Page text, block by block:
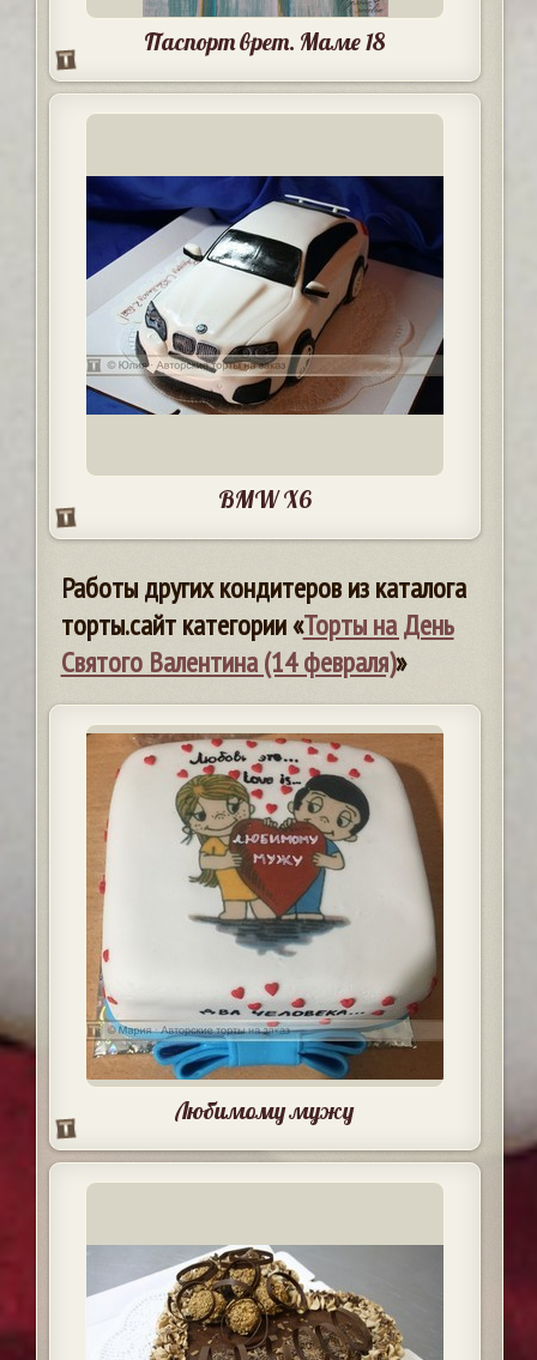
Паспорт врет. Маме 18
BMW X6
Работы других кондитеров из каталога
торты.сайт категории «Торты на День
Святого Валентина (14 февраля)»
Любимому мужу